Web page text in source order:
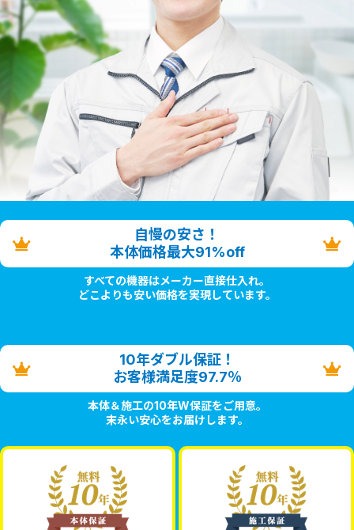
自慢の安さ！
本体価格最大91%off
すべての機器はメーカー直接仕入れ。
どこよりも安い価格を実現しています。
10年ダブル保証！
お客様満足度97.7％
本体＆施工の10年W保証をご用意。
末永い安心をお届けします。